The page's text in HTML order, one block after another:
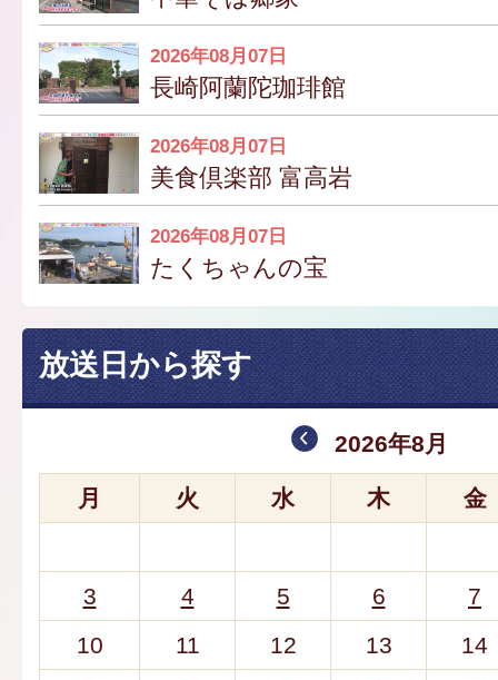
2026年08月07日
長崎阿蘭陀珈琲館
2026年08月07日
美食倶楽部 富高岩
2026年08月07日
たくちゃんの宝
放送日から探す
2026年8月
月 火 水 木 金
3 4 5 6
7
10
11 12 13
14